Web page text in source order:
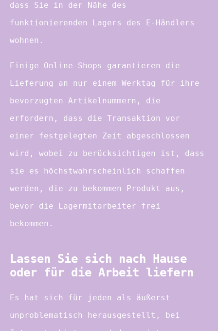
dass Sie in der Nähe des
funktionierenden Lagers des E-Händlers
wohnen.
Einige Online-Shops garantieren die
Lieferung an nur einem Werktag für ihre
bevorzugten Artikelnummern, die
erfordern, dass die Transaktion vor
einer festgelegten Zeit abgeschlossen
wird, wobei zu berücksichtigen ist, dass
sie es höchstwahrscheinlich schaffen
werden, die zu bekommen Produkt aus,
bevor die Lagermitarbeiter frei
bekommen.
Lassen Sie sich nach Hause
oder für die Arbeit liefern
Es hat sich für jeden als äußerst
unproblematisch herausgestellt, bei